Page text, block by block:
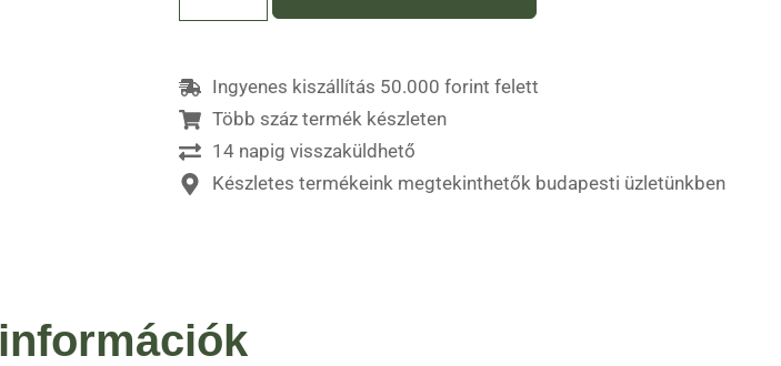
Ingyenes kiszállítás 50.000 forint felett
Több száz termék készleten
14 napig visszaküldhető
Készletes termékeink megtekinthetők budapesti üzletünkben